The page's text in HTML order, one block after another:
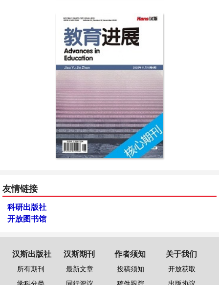
友情链接
科研出版社
开放图书馆
汉斯出版社
所有期刊
汉斯期刊
最新文章
作者须知
投稿须知
关于我们
开放获取